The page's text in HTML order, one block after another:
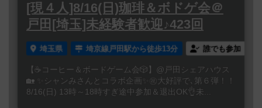
[現４人]8/16(日)珈琲＆ボドゲ会＠
戸田[埼玉]未経験者歓迎♪423回
埼玉県 埼京線戸田駅から徒歩13分 誰でも参加
【☕️コーヒー＆ボードゲーム会🎲】@戸田シェアハウス
🏡 ✨シャンみさんとコラボ企画✨㊗️大好評で､第６弾！！
8/16(日) 13時～18時すぎ途中参加＆退出OK👌未...